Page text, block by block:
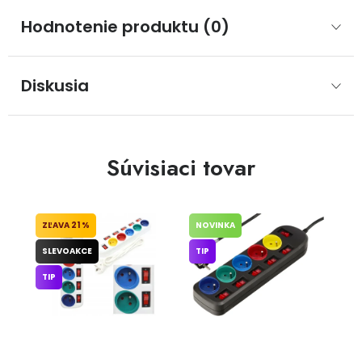
Hodnotenie produktu (0)
Diskusia
Súvisiaci tovar
21 %
SLEVOAKCE
TIP
NOVINKA
TIP